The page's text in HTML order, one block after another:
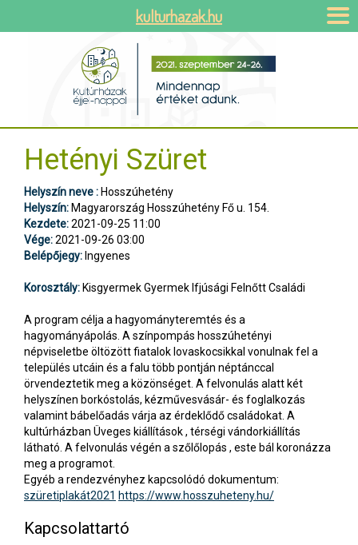
Hetényi Szüret
Helyszín neve : Hosszúhetény
Helyszín: Magyarország Hosszúhetény Fő u. 154.
Kezdete:2021-09-25 11:00
Vége:2021-09-26 03:00
Belépőjegy: Ingyenes
Korosztály: Kisgyermek Gyermek Ifjúsági Felnőtt Családi
A program célja a hagyományteremtés és a
hagyományápolás. A színpompás hosszúhetényi
népviseletbe öltözött fiatalok lovaskocsikkal vonulnak fel a
település utcáin és a falu több pontján néptánccal
örvendeztetik meg a közönséget. A felvonulás alatt két
helyszínen borkóstolás, kézművesvásár- és foglalkozás
valamint bábelőadás várja az érdeklődő családokat. A
kultúrházban Üveges kiállítások , térségi vándorkiállítás
látható. A felvonulás végén a szőlőlopás , este bál koronázza
meg a programot.
Egyéb a rendezvényhez kapcsolódó dokumentum:
szüretiplakát2021 https://www.hosszuheteny.hu/
Kapcsolattartó
kulturhazak.hu